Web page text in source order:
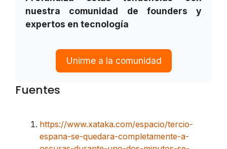
nuestra comunidad de founders y
expertos en tecnología
Unirme a la comunidad
Fuentes
https://www.xataka.com/espacio/tercio-
espana-se-quedara-completamente-a-